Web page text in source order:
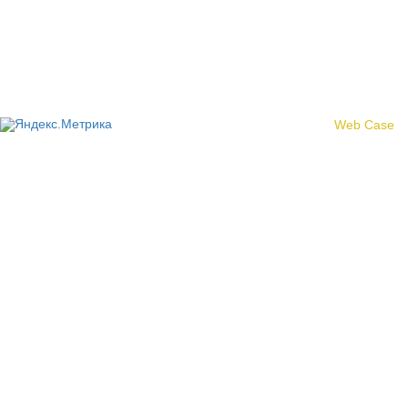
Web Case